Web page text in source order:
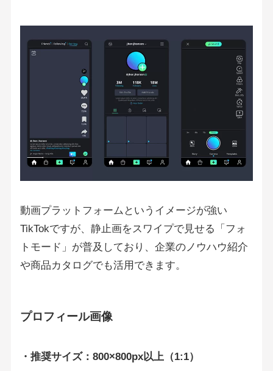
動画プラットフォームというイメージが強い
TikTokですが、静止画をスワイプで見せる「フォ
トモード」が普及しており、企業のノウハウ紹介
や商品カタログでも活用できます。
プロフィール画像
・推奨サイズ：800×800px以上（1:1）